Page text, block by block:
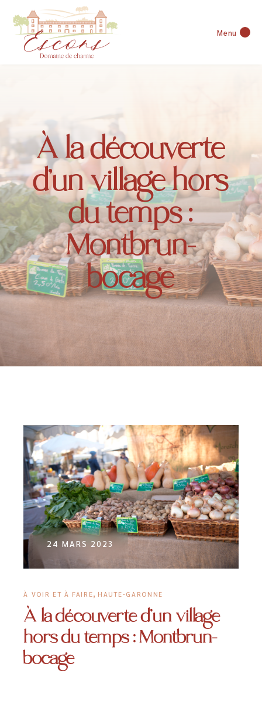
Menu
À la découverte
d’un village hors
du temps :
Montbrun-
bocage
24 MARS 2023
À VOIR ET À FAIRE, HAUTE-GARONNE
À la découverte d’un village
hors du temps : Montbrun-
bocage